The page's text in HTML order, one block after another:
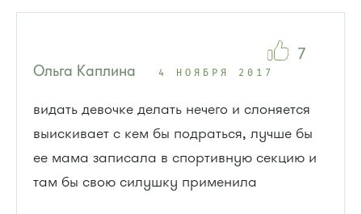
Ольга Каплина 4 НОЯБРЯ 2017
видать девочке делать нечего и слоняется
выискивает с кем бы подраться, лучше бы
ее мама записала в спортивную секцию и
там бы свою силушку применила
7